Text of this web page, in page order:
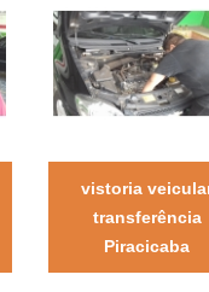
vistoria
transferência
Piracicaba